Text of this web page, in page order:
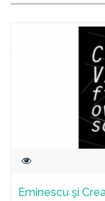
Eminescu şi